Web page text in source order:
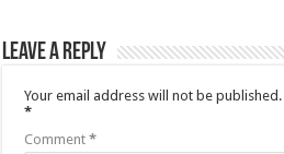
Leave a Reply
Your email address will not be published.
*
Comment*